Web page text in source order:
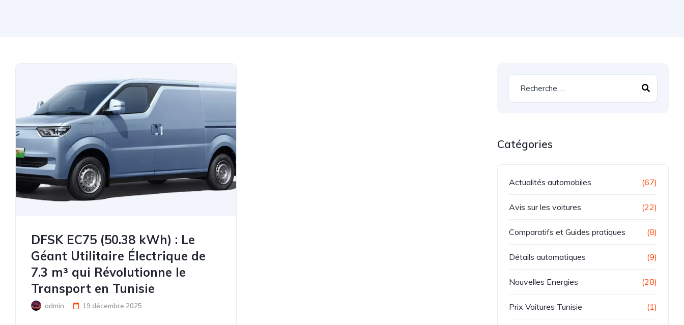
DFSK EC75 (50.38 kWh) : Le
Géant Utilitaire Électrique de
7.3 m³ qui Révolutionne le
Transport en Tunisie
admin 19 décembre 2025
Catégories
Actualités automobiles (67)
Avis sur les voitures (22)
Comparatifs et Guides pratiques (8)
Détails automatiques (9)
Nouvelles Energies (28)
Prix Voitures Tunisie (1)